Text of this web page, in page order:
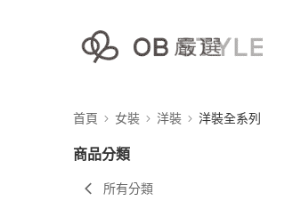
首頁 女裝 洋裝 洋裝全系列
商品分類
所有分類